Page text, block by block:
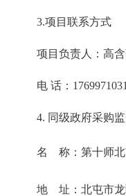
3.项目联系方式
项目负责人： 高
电 话：
4. 同级政府采购
名 称：第十师北
地 址：北屯市龙